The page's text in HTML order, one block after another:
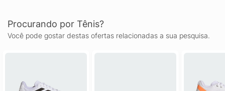
Procurando por Tênis?
Você pode gostar destas ofertas relacionadas a sua pesquisa.